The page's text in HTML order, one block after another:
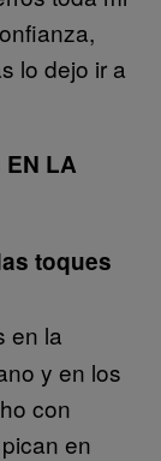
lo dejo ir a
EN LA
toques
en la
y en los
con
en